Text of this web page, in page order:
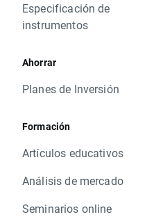
Especificación de
instrumentos
Ahorrar
Planes de Inversión
Formación
Artículos educativos
Análisis de mercado
Seminarios online